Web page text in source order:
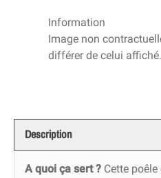
Information
Image non
différer de celui affiché.
Description
A quoi ça sert ? Cette